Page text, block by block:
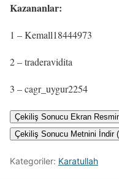
Kazananlar:
1 – Kemall18444973
2 – traderavidita
3 – cagr_uygur2254
Çekiliş Sonucu Ekran
Çekiliş Sonucu Metnini İndir
Kategoriler: Karatullah